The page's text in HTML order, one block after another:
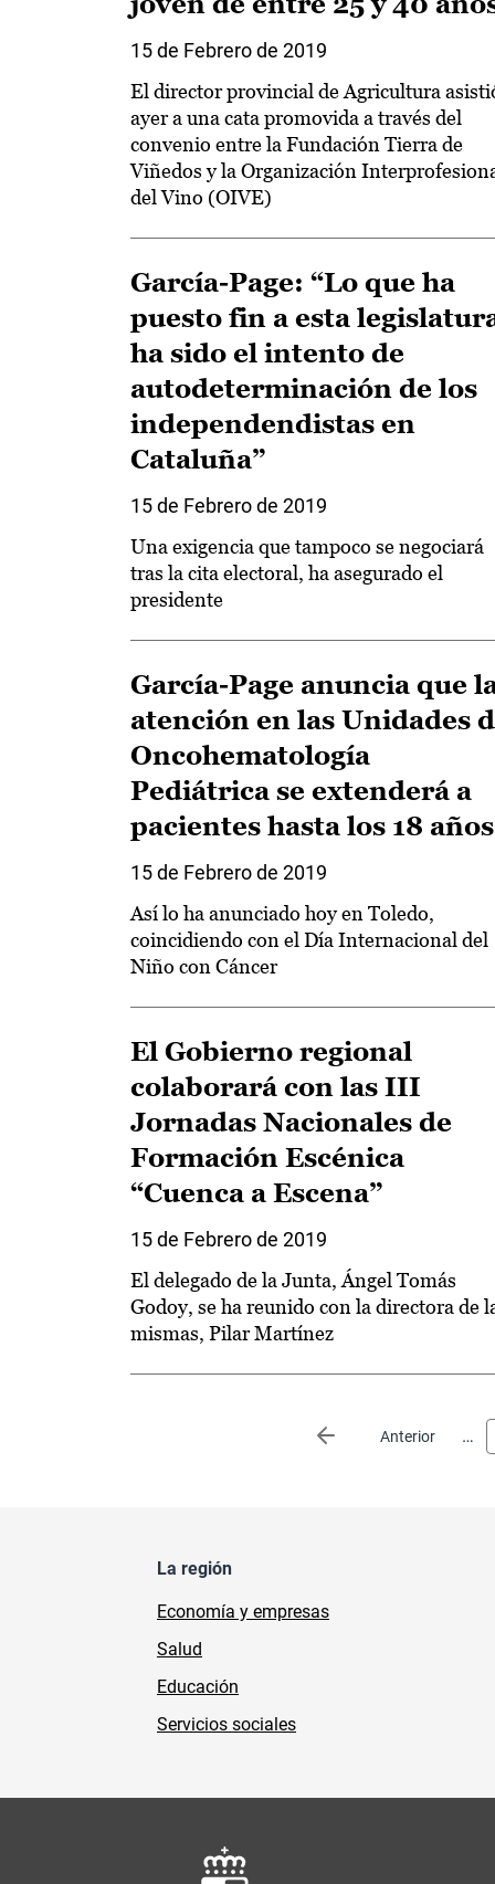
15 de Febrero de 2019
El director provincial de Agricultura
ayer a una cata promovida a través del
convenio entre la Fundación Tierra de
Viñedos y la Organización
del Vino (OIVE)
García-Page: “Lo que ha
puesto fin a esta
ha sido el intento de
autodeterminación de los
independendistas en
Cataluña”
15 de Febrero de 2019
Una exigencia que tampoco se negociará
tras la cita electoral, ha asegurado el
presidente
García-Page anuncia que
atención en las Unidades
Oncohematología
Pediátrica se extenderá a
pacientes hasta los 18 años
15 de Febrero de 2019
Así lo ha anunciado hoy en Toledo,
coincidiendo con el Día Internacional del
Niño con Cáncer
El Gobierno regional
colaborará con las III
Jornadas Nacionales de
Formación Escénica
“Cuenca a Escena”
15 de Febrero de 2019
El delegado de la Junta, Ángel Tomás
Godoy, se ha reunido con la directora de
mismas, Pilar Martínez
Anterior
Página anterior …
La región
Economía y empresas
Salud
Educación
Servicios sociales